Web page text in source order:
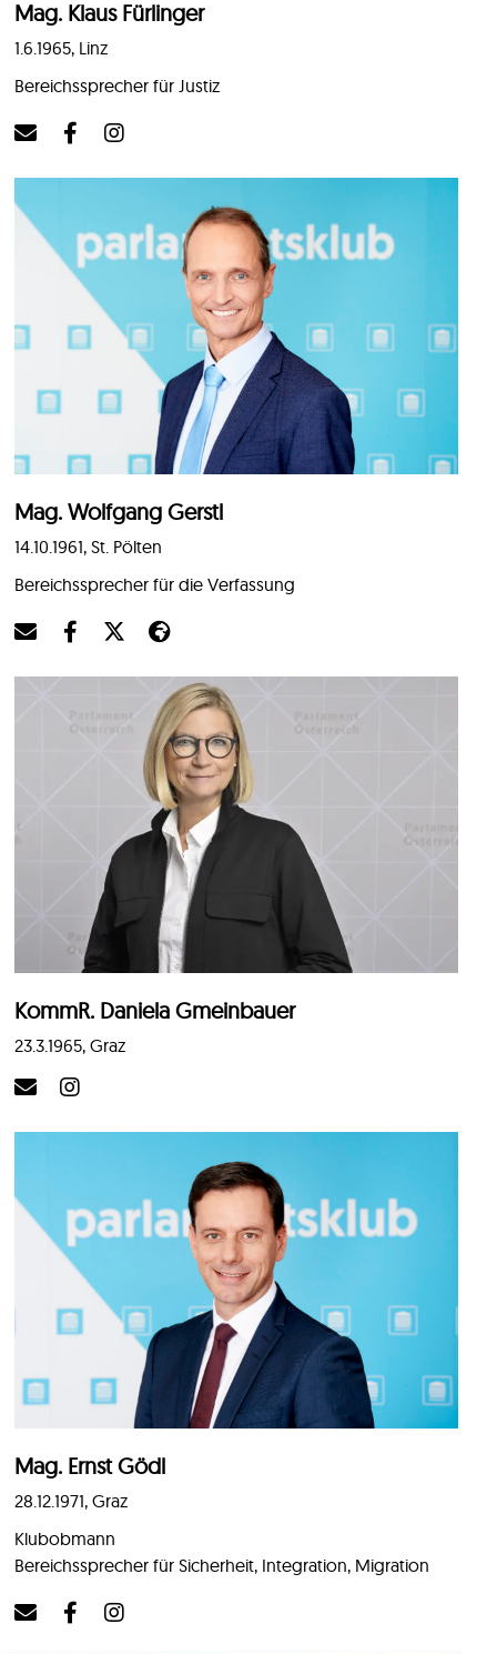
Mag. Klaus Fürlinger
1.6.1965, Linz
Bereichssprecher für Justiz
Mag. Wolfgang Gerstl
14.10.1961, St. Pölten
Bereichssprecher für die Verfassung
KommR. Daniela Gmeinbauer
23.3.1965, Graz
Mag. Ernst Gödl
28.12.1971, Graz
Klubobmann
Bereichssprecher für Sicherheit, Integration, Migration